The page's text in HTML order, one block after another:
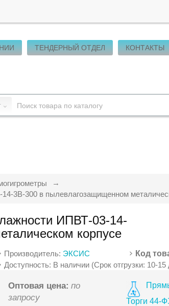
ТЕНДЕРНЫЙ ОТДЕЛ КОНТАКТЫ
3В-300 в пылевлагозащищенном
ИПВТ-03-14-
корпусе
Производитель: ЭКСИС Код
Доступность: В наличии (Срок отгрузки: 10-15
Оптовая цена: по
запросу
Торги 44-